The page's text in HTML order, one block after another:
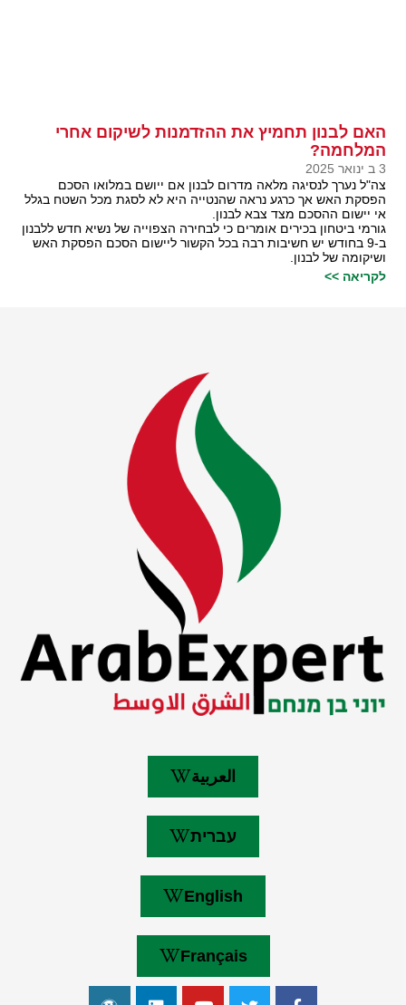
האם לבנון תחמיץ את ההזדמנות לשיקום אחרי
המלחמה?
3 ב ינואר 2025
צה"ל נערך לנסיגה מלאה מדרום לבנון אם ייושם במלואו הסכם
הפסקת האש אך כרגע נראה שהנטייה היא לא לסגת מכל השטח בגלל
אי יישום ההסכם מצד צבא לבנון.
גורמי ביטחון בכירים אומרים כי לבחירה הצפוייה של נשיא חדש ללבנון
ב-9 בחודש יש חשיבות רבה בכל הקשור ליישום הסכם הפסקת האש
ושיקומה של לבנון.
לקריאה >>
العربية
עברית
English
Français